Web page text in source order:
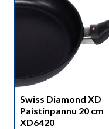
Swiss Diamond XD
Paistinpannu 20 cm
XD6420